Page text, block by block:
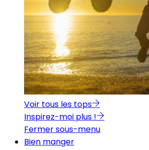
Voir tous les tops
Inspirez-moi plus !
Fermer sous-menu
Bien manger